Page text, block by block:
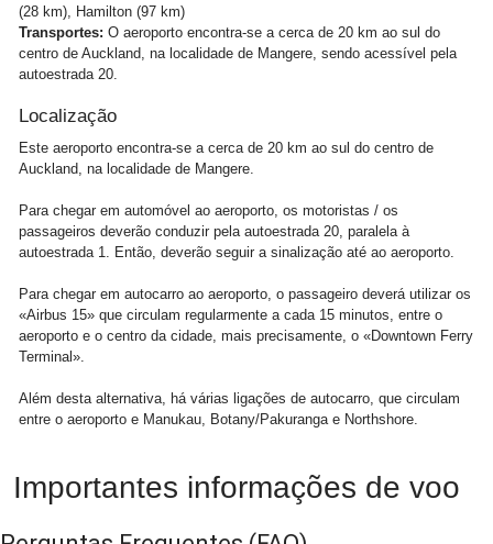
(28 km), Hamilton (97 km)
Transportes: O aeroporto encontra-se a cerca de 20 km ao sul do
centro de Auckland, na localidade de Mangere, sendo acessível pela
autoestrada 20.
Localização
Este aeroporto encontra-se a cerca de 20 km ao sul do centro de
Auckland, na localidade de Mangere.
Para chegar em automóvel ao aeroporto, os motoristas / os
passageiros deverão conduzir pela autoestrada 20, paralela à
autoestrada 1. Então, deverão seguir a sinalização até ao aeroporto.
Para chegar em autocarro ao aeroporto, o passageiro deverá utilizar os
«Airbus 15» que circulam regularmente a cada 15 minutos, entre o
aeroporto e o centro da cidade, mais precisamente, o «Downtown Ferry
Terminal».
Além desta alternativa, há várias ligações de autocarro, que circulam
entre o aeroporto e Manukau, Botany/Pakuranga e Northshore.
Importantes informações de voo